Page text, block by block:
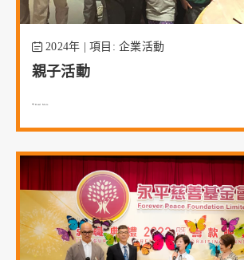
2024年 | 項目: 企業活動
親子活動
Read More